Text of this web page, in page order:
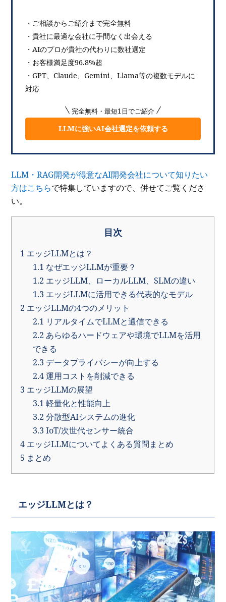
・ご相談からご紹介まで完全無料
・貴社に最適な会社に手間なく出会える
・AIのプロが貴社の代わりに数社選定
・お客様満足度96.8%超
・GPT、Claude、Gemini、Llama等の複数モデルに
対応
完全無料・最短1日でご紹介
LLMに強いAI会社選定を依頼する
LLM・RAG開発が得意なAI開発会社について知りたい
方はこちらで特集していますので、併せてご覧くださ
い。
目次
1 エッジLLMとは？
1.1 なぜエッジLLMが重要？
1.2 エッジLLM、ローカルLLM、SLMの違い
1.3 エッジLLMに活用できる代表的なモデル
2 エッジLLMの4つのメリット
2.1 リアルタイムでLLMと通信できる
2.2 あらゆるハードウェアや環境でLLMを活用
できる
2.3 データプライバシーが向上する
2.4運用コストを削減できる
3 エッジLLMの展望
3.1 軽量化と性能向上
3.2 分散型AIシステムの進化
3.3 IoT/次世代センサー統合
4 エッジLLMについてよくある質問まとめ
5 まとめ
エッジLLMとは？